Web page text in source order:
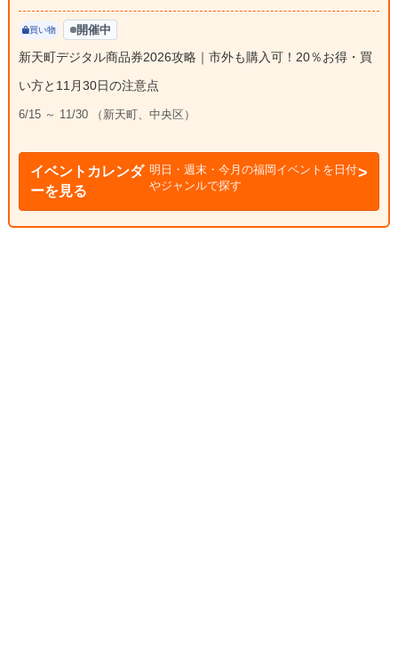
買い物 開催中
新天町デジタル商品券2026攻略｜市外も購入可！20％お得・買
い方と11月30日の注意点
6/15 ～ 11/30 （新天町、中央区）
イベントカレンダ
ーを見る
明日・週末・今月の福岡イベントを日付
やジャンルで探す